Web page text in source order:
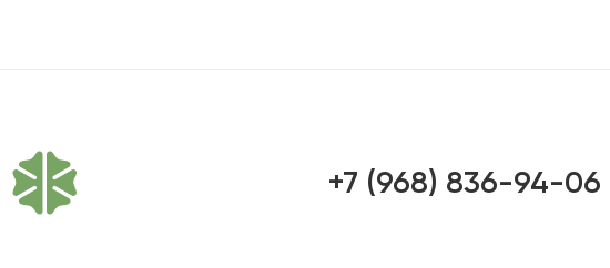
+7 (968) 836-94-06